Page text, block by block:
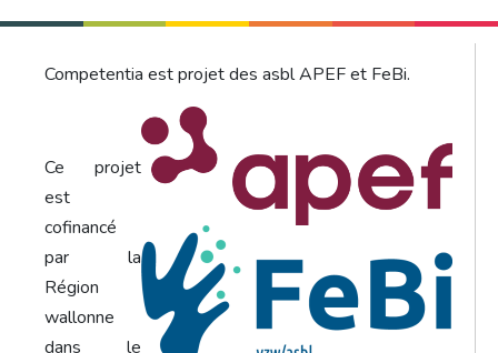
Competentia est projet des asbl APEF et FeBi.
Ce projet
est
cofinancé
par la
Région
wallonne
dans le